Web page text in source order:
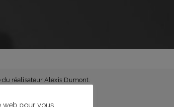
du réalisateur Alexis Dumont.
web pour vous